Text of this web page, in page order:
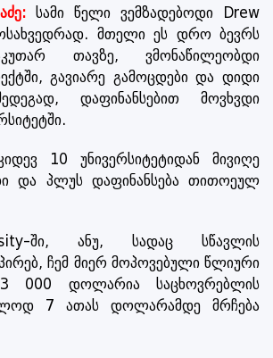
სამი წელი ვემზადებოდი Drew
მთელი ეს დრო ბევრს
თავზე, ვმონაწილეობდი
გავიარე გამოცდები და დიდი
დაფინანსებით მოვხვდი
10 უნივერსიტეტიდან მივიღე
და პლუს დაფინანსება თითოეულ
ში, ანუ, სადაც სწავლის
ჩემ მიერ მოპოვებული წლიური
000 დოლარია საცხოვრებლის
7 ათას დოლარამდე მრჩება